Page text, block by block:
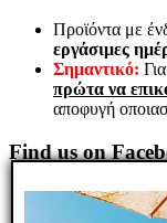
PUSH BUTTON ILL
ΜΟΜΕΝΤ.24V
ΜΑΚΡΟΣ.ΠΟΡΤΟ
PUSH
Προϊόντα με
εργάσιμες
Σημαντικό:
πρώτα να
αποφυγή
Find us on